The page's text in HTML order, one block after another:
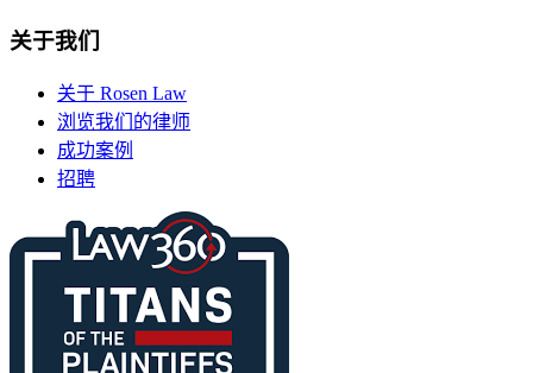
关于我们
关于 Rosen Law
浏览我们的律师
成功案例
招聘